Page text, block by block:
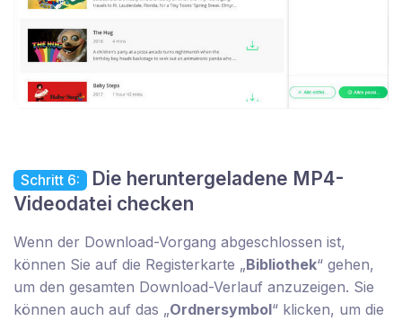
Schritt 6: Die heruntergeladene MP4-
Videodatei checken
Wenn der Download-Vorgang abgeschlossen ist,
können Sie auf die Registerkarte „Bibliothek“ gehen,
um den gesamten Download-Verlauf anzuzeigen. Sie
können auch auf das „Ordnersymbol“ klicken, um die